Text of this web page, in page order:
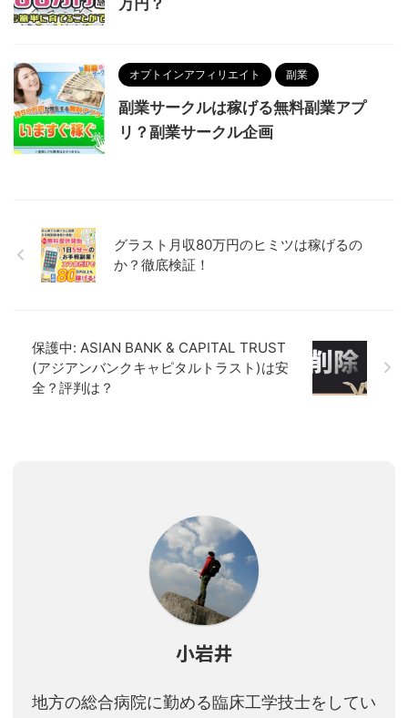
オプトインアフィリエイト 副業
副業サークルは稼げる無料副業アプ
リ？副業サークル企画
グラスト月収80万円のヒミツは稼げるの
か？徹底検証！
保護中: ASIAN BANK & CAPITAL TRUST
(アジアンバンクキャピタルトラスト)は安
全？評判は？
小岩井
地方の総合病院に勤める臨床工学技士をしてい